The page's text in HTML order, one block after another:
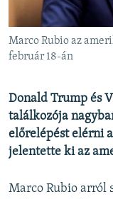
A MÚLT
KÖVESSEN MINKET!
Valamennyi
Marco Rubio az
február 18-án
Donald Trump és
találkozója
előrelépést elérni
jelentette ki az
Marco Rubio arról